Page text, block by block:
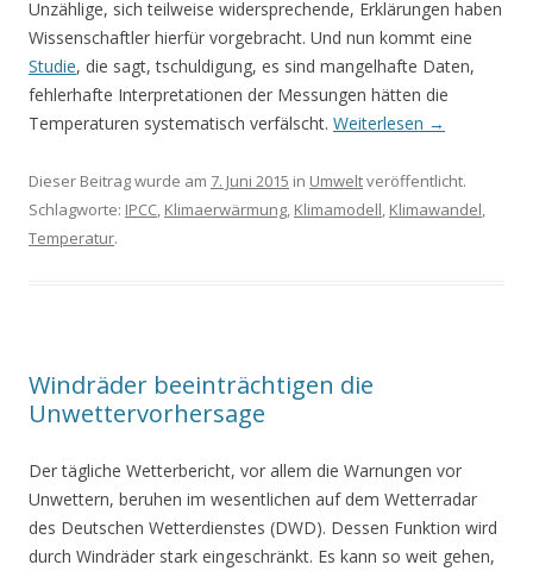
Unzählige, sich teilweise widersprechende, Erklärungen haben
Wissenschaftler hierfür vorgebracht. Und nun kommt eine
Studie, die sagt, tschuldigung, es sind mangelhafte Daten,
fehlerhafte Interpretationen der Messungen hätten die
Temperaturen systematisch verfälscht. Weiterlesen →
Dieser Beitrag wurde am 7. Juni 2015 in Umweltveröffentlicht.
Schlagworte: IPCC, Klimaerwärmung, Klimamodell, Klimawandel,
Temperatur.
Windräder beeinträchtigen die
Unwettervorhersage
Der tägliche Wetterbericht, vor allem die Warnungen vor
Unwettern, beruhen im wesentlichen auf dem Wetterradar
des Deutschen Wetterdienstes (DWD). Dessen Funktion wird
durch Windräder stark eingeschränkt. Es kann so weit gehen,